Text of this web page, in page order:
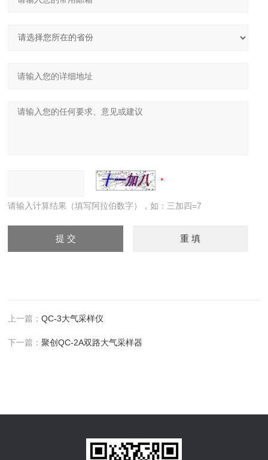
请输入计算结果（填写阿拉伯数字），如：三加四=7
上一篇：QC-3大气采样仪
下一篇：聚创QC-2A双路大气采样器